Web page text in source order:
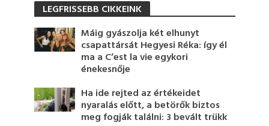
LEGFRISSEBB CIKKEINK
Máig gyászolja két elhunyt
csapattársát Hegyesi Réka: így él
ma a C’est la vie egykori
énekesnője
Ha ide rejted az értékeidet
nyaralás előtt, a betörők biztos
meg fogják találni: 3 bevált trükk